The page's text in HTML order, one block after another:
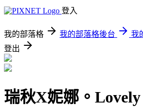
登入
我的部落格 我的部落格後台
我
登出
瑞秋X妮娜。